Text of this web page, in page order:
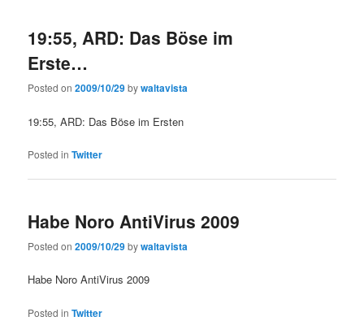
19:55, ARD: Das Böse im
Erste…
Posted on2009/10/29bywaltavista
19:55, ARD: Das Böse im Ersten
Posted in Twitter
Habe Noro AntiVirus 2009
Posted on2009/10/29bywaltavista
Habe Noro AntiVirus 2009
Posted in Twitter